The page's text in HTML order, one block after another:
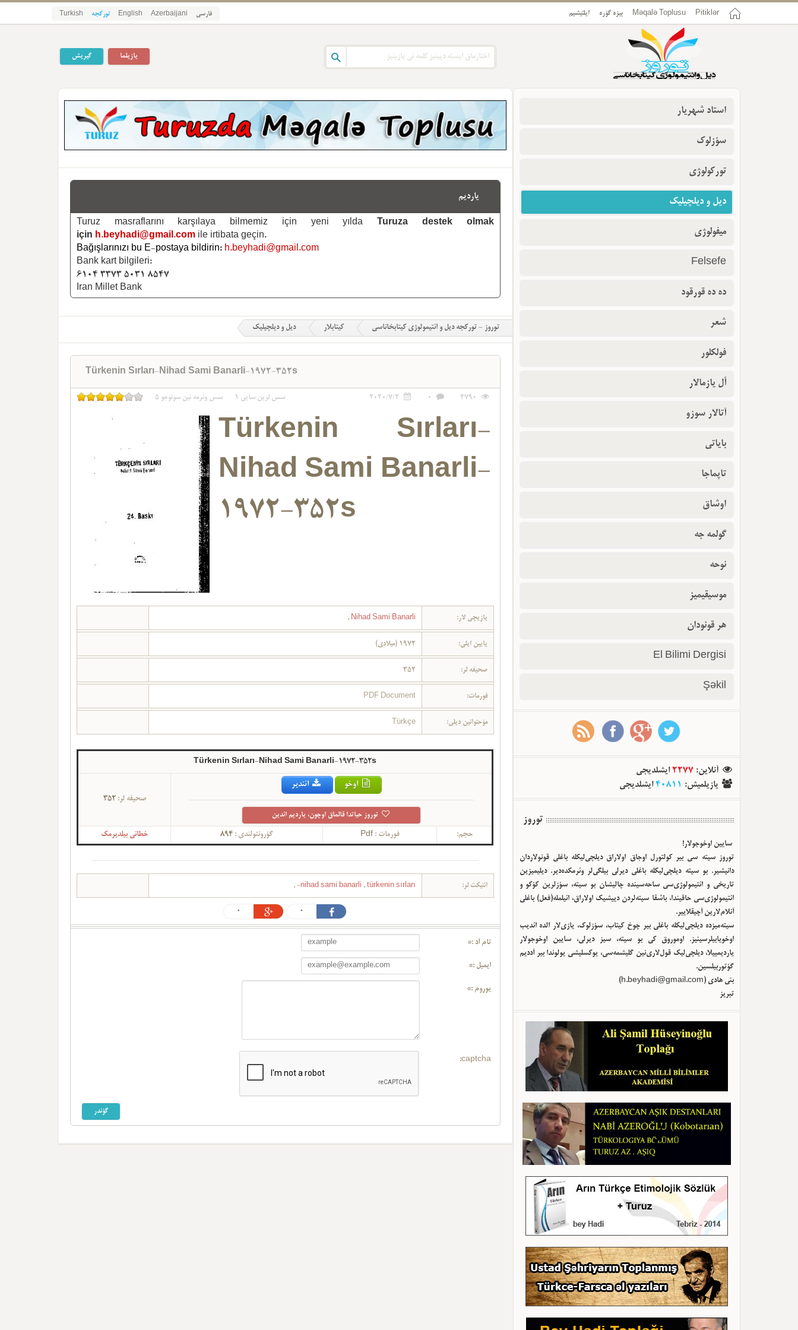
Pitiklər
Məqalə Toplusu بیزه گؤره ایلتیشیم فارسی Azerbaijani
English تورکجه Turkish
گیریش یازیلما
یاردیم
Turuz masraflarını karşılaya bilmemiz için yeni yılda
Turuza destek olmak
için h.beyhadi@gmail.com ile irtibata geçin.
Bağışlarınızı bu E-postaya bildirin: h.beyhadi@gmail.com
Bank kart bilgileri:
6104 3373 5031 8547
Iran Millet Bank
توروز - تورکجه دیل و ائتیمولوژی کیتابخاناسی کیتابلار دیل و دیلچیلیک
Türkenin Sırları-Nihad Sami Banarli-1972-352s
4790
0
2020/7/2 سس لرین سایی 1 سس وئرمه نین سونوجو 5
Türkenin Sırları-
Nihad Sami Banarli-
1972-352s
یازیچی لار: Nihad Sami Banarli
,
یایین ایلی: 1972 (میلادی)
صحیفه لر: 352
فورمات: PDF Document
مؤحتوانین دیلی: Türkçe
Türkenin Sırları-Nihad Sami Banarli-1972-352s
اوخو ائندیر
توروز حیاتدا قالماق اوچون، یاردیم ائدین
صحیفه لر:
حجم: فورمات :Pdf گؤرونتولندی : 894 خطانی بیلدیرمک
ائتیکت لر: nihad sami banarli , türkenin sırları-
,
0
0
تام آد :*
ایمیل :*
یوروم :*
captcha:
استاد شهریار
سؤزلوک
تورکولوژی
دیل و دیلچیلیک
میفولوژی
Felsefe
ده ده قورقود
شعر
فولکلور
أل یازمالار
آتالار سوزو
بایاتی
تاپماجا
اوشاق
گولمه جه
نوحه
موسیقیمیز
هر قونودان
El Bilimi Dergisi
Şəkil
آنلاین:
2277 ایشلدیجی
یازیلمیش:
40811ایشلدیجی
توروز
سایین اوخوجولار!
توروز سیته سی بیر کولتورل اوجاق اولا‌راق دیلچی‌لیکله باغلی قونولاردان
دانیشیر. بو سیته دیلچی‌لیکله باغلی دیرلی بیلگی‌لر وئرمکده‌دیر. دیلیمیزین
تاریخی و ائتیمولوژی‌سی ساحه‌سینده چالیشان بو سیته، سؤزلرین کؤکو و
ائتیمولوژی‌سی حاقیندا، باشقا سیته‌لردن دییشیک اولا‌راق، ائیلمله(فعل) باغلی
آنلام‌لارین آچیقلاییر.
سیته‌میزده دیلچی‌لیکله باغلی بیر چوخ کیتاب، سؤزلوک، یازی‌لار الده ائدیب
اوخویابیلرسینیز. اوموروق کی بو سیته، سیز دیرلی، سایین اوخوجولار
یاردیمییلا، دیلچی‌لیک قول‌لاری‌نین گلیشمه‌سی، یوکسلیشی یولوندا بیر آددیم
گؤتوربیلسین.
بئی هادی (h.beyhadi@gmail.com
)
تبریز